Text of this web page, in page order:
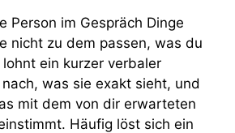
Person im Gespräch Dinge
nicht zu dem passen, was du
ein kurzer verbaler
was sie exakt sieht, und
mit dem von dir erwarteten
Häufig löst sich ein